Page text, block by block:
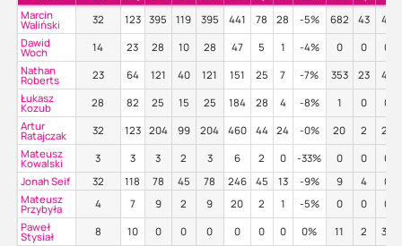
Marcin
Waliński 32 123 395 119 395 441 78 28 -5% 682 43
48%
Dawid
Woch 14 23 28 10 28 47 5 1 -4% 0 0
0%
Nathan
Roberts 23 64 121 40 121 151 25 7 -7% 353 23
45%
Łukasz
Kozub 28 82 25 15 25 184 28 4 -8% 1 0
0%
Artur
Ratajczak 32 123 204 99 204 460 44 24 -0% 20 2
20%
Mateusz
Kowalski 3 3 3 2 3 6 2 0 -33% 0 0
0%
Jonah Seif
32 118 78 45 78 246 45 13 -9% 9 4
0%
Mateusz
Przybyła 4 7 9 2 9 20 2 1 -5% 0 0
0%
Paweł
Stysiał 8 10 0 0 0 0 0 0 0% 11 2
36%